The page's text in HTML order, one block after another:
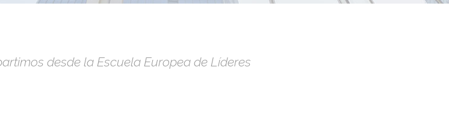
desde la Escuela Europea de Líderes